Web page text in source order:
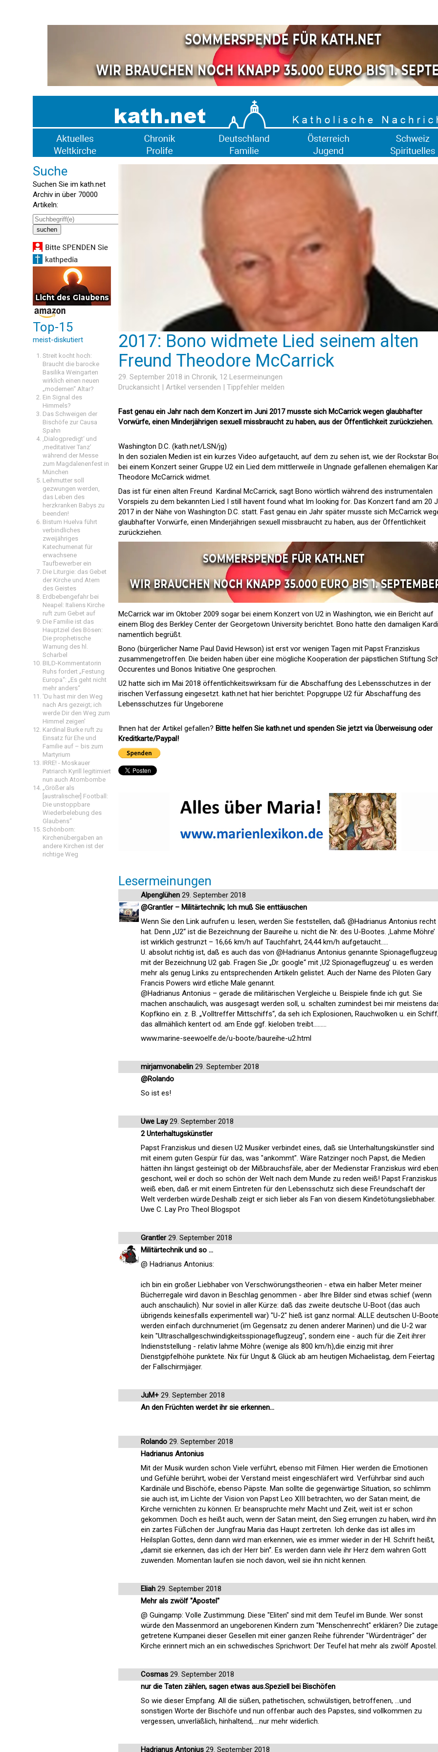
Suche
Suchen Sie im kath.net
Archiv in über 70000
Artikeln:
Top-15
meist-diskutiert
Streit kocht hoch:
Braucht die barocke
Basilika Weingarten
wirklich einen neuen
„modernen“ Altar?
Ein Signal des
Himmels?
Das Schweigen der
Bischöfe zur Causa
Spahn
‚Dialogpredigt‘ und
‚meditativer Tanz’
während der Messe
zum Magdalenenfest in
München
Leihmutter soll
gezwungen werden,
das Leben des
herzkranken Babys zu
beenden!
Bistum Huelva führt
verbindliches
zweijähriges
Katechumenat für
erwachsene
Taufbewerber ein
Die Liturgie: das Gebet
der Kirche und Atem
des Geistes
Erdbebengefahr bei
Neapel: Italiens Kirche
ruft zum Gebet auf
Die Familie ist das
Hauptziel des Bösen:
Die prophetische
Warnung des hl.
Scharbel
BILD-Kommentatorin
Ruhs fordert „Festung
Europa“: „Es geht nicht
mehr anders“
'Du hast mir den Weg
nach Ars gezeigt; ich
werde Dir den Weg zum
Himmel zeigen'
Kardinal Burke ruft zu
Einsatz für Ehe und
Familie auf – bis zum
Martyrium
IRRE! - Moskauer
Patriarch Kyrill legitimiert
nun auch Atombombe
„Größer als
[australischer] Football:
Die unstoppbare
Wiederbelebung des
Glaubens“
Schönborn:
Kirchenübergaben an
andere Kirchen ist der
richtige Weg
2017: Bono widmete Lied seinem alten
Freund Theodore McCarrick
29. September 2018 in Chronik, 12 Lesermeinungen
Druckansicht | Artikel versenden | Tippfehler melden
Fast genau ein Jahr nach dem Konzert im Juni 2017 musste sich McCarrick wegen glaubhafter
Vorwürfe, einen Minderjährigen sexuell missbraucht zu haben, aus der Öffentlichkeit zurückziehen.
Washington D.C. (kath.net/LSN/jg)
In den sozialen Medien ist ein kurzes Video aufgetaucht, auf dem zu sehen ist, wie der Rockstar
bei einem Konzert seiner Gruppe U2 ein Lied dem mittlerweile in Ungnade gefallenen ehemaligen
Theodore McCarrick widmet.
Das ist für einen alten Freund  Kardinal McCarrick, sagt Bono wörtlich während des instrumentalen
Vorspiels zu dem bekannten Lied I still havent found what Im looking for. Das Konzert fand am 20
2017 in der Nähe von Washington D.C. statt. Fast genau ein Jahr später musste sich McCarrick
glaubhafter Vorwürfe, einen Minderjährigen sexuell missbraucht zu haben, aus der Öffentlichkeit
zurückziehen.
McCarrick war im Oktober 2009 sogar bei einem Konzert von U2 in Washington, wie ein Bericht auf
einem Blog des Berkley Center der Georgetown University berichtet. Bono hatte den damaligen
namentlich begrüßt.
Bono (bürgerlicher Name Paul David Hewson) ist erst vor wenigen Tagen mit Papst Franziskus
zusammengetroffen. Die beiden haben über eine mögliche Kooperation der päpstlichen Stiftung
Occurentes und Bonos Initiative One gesprochen.
U2 hatte sich im Mai 2018 öffentlichkeitswirksam für die Abschaffung des Lebensschutzes in der
irischen Verfassung eingesetzt. kath.net hat hier berichtet: Popgruppe U2 für Abschaffung des
Lebensschutzes für Ungeborene
Ihnen hat der Artikel gefallen? Bitte helfen Sie kath.net und spenden Sie jetzt via Überweisung oder
Kreditkarte/Paypal!
Lesermeinungen
Alpenglühen 29. September 2018
@Grantler – Militärtechnik; Ich muß Sie enttäuschen
Wenn Sie den Link aufrufen u. lesen, werden Sie feststellen, daß @Hadrianus Antonius recht
hat. Denn „U2“ ist die Bezeichnung der Baureihe u. nicht die Nr. des U-Bootes. ‚Lahme Möhre’
ist wirklich gestrunzt – 16,66 km/h auf Tauchfahrt, 24,44 km/h aufgetaucht…..
U. absolut richtig ist, daß es auch das von @Hadrianus Antonius genannte Spionageflugzeug
mit der Bezeichnung U2 gab. Fragen Sie „Dr. google“ mit ‚U2 Spionageflugzeug’ u. es werden
mehr als genug Links zu entsprechenden Artikeln gelistet. Auch der Name des Piloten Gary
Francis Powers wird etliche Male genannt.
@Hadrianus Antonius – gerade die militärischen Vergleiche u. Beispiele finde ich gut. Sie
machen anschaulich, was ausgesagt werden soll, u. schalten zumindest bei mir meistens
Kopfkino ein. z. B. „Volltreffer Mittschiffs“, da seh ich Explosionen, Rauchwolken u. ein
das allmählich kentert od. am Ende ggf. kieloben treibt………
www.marine-seewoelfe.de/u-boote/baureihe-u2.html
mirjamvonabelin 29. September 2018
@Rolando
So ist es!
Uwe Lay29. September 2018
2 Unterhaltugskünstler
Papst Franziskus und diesen U2 Musiker verbindet eines, daß sie Unterhaltungskünstler sind
mit einem guten Gespür für das, was "ankommt". Wäre Ratzinger noch Papst, die Medien
hätten ihn längst gesteinigt ob der Mißbrauchsfäle, aber der Medienstar Franziskus wird eben
geschont, weil er doch so schön der Welt nach dem Munde zu reden weiß! Papst Franziskus
weiß eben, daß er mit einem Eintreten für den Lebensschutz sich diese Freundschaft der
Welt verderben würde.Deshalb zeigt er sich lieber als Fan von diesem Kindetötungsliebhaber.
Uwe C. Lay Pro Theol Blogspot
Grantler29. September 2018
Militärtechnik und so ...
@ Hadrianus Antonius:
ich bin ein großer Liebhaber von Verschwörungstheorien - etwa ein halber Meter meiner
Bücherregale wird davon in Beschlag genommen - aber Ihre Bilder sind etwas schief (wenn
auch anschaulich). Nur soviel in aller Kürze: daß das zweite deutsche U-Boot (das auch
übrigends keinesfalls experimentell war) "U-2" hieß ist ganz normal: ALLE deutschen U-Boote
werden einfach durchnumeriet (im Gegensatz zu denen anderer Marinen) und die U-2 war
kein "Ultraschallgeschwindigkeitsspionageflugzeug", sondern eine - auch für die Zeit ihrer
Indienststellung - relativ lahme Möhre (wenige als 800 km/h),die einzig mit ihrer
Dienstgipfelhöhe punktete. Nix für Ungut & Glück ab am heutigen Michaelistag, dem Feiertag
der Fallschirmjäger.
JuM+ 29. September 2018
An den Früchten werdet ihr sie erkennen...
Rolando 29. September 2018
Hadrianus Antonius
Mit der Musik wurden schon Viele verführt, ebenso mit Filmen. Hier werden die Emotionen
und Gefühle berührt, wobei der Verstand meist eingeschläfert wird. Verführbar sind auch
Kardinäle und Bischöfe, ebenso Päpste. Man sollte die gegenwärtige Situation, so schlimm
sie auch ist, im Lichte der Vision von Papst Leo XIII betrachten, wo der Satan meint, die
Kirche vernichten zu können. Er beanspruchte mehr Macht und Zeit, weit ist er schon
gekommen. Doch es heißt auch, wenn der Satan meint, den Sieg errungen zu haben, wird ihn
ein zartes Füßchen der Jungfrau Maria das Haupt zertreten. Ich denke das ist alles im
Heilsplan Gottes, denn dann wird man erkennen, wie es immer wieder in der Hl. Schrift heißt,
„damit sie erkennen, das ich der Herr bin“. Es werden dann viele ihr Herz dem wahren Gott
zuwenden. Momentan laufen sie noch davon, weil sie ihn nicht kennen.
Eliah 29. September 2018
Mehr als zwölf "Apostel"
@ Guingamp: Volle Zustimmung. Diese "Eliten" sind mit dem Teufel im Bunde. Wer sonst
würde den Massenmord an ungeborenen Kindern zum "Menschenrecht" erklären? Die zutage
getretene Kumpanei dieser Gesellen mit einer ganzen Reihe führender "Würdenträger" der
Kirche erinnert mich an ein schwedisches Sprichwort: Der Teufel hat mehr als zwölf Apostel.
Cosmas 29. September 2018
nur die Taten zählen, sagen etwas aus.Speziell bei Bischöfen
So wie dieser Empfang. All die süßen, pathetischen, schwülstigen, betroffenen, ...und
sonstigen Worte der Bischöfe und nun offenbar auch des Papstes, sind vollkommen zu
vergessen, unverläßlich, hinhaltend,....nur mehr widerlich.
Hadrianus Antonius 29. September 2018